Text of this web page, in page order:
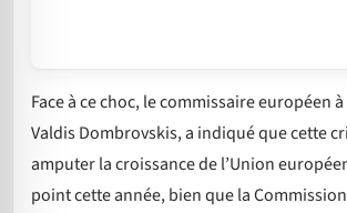
Face à ce choc, le commissaire européen
Valdis Dombrovskis, a indiqué que cette
amputer la croissance de l’Union
point cette année, bien que la